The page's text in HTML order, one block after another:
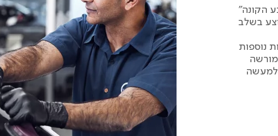
הקונה”
בשלב
נוספות
למעשה